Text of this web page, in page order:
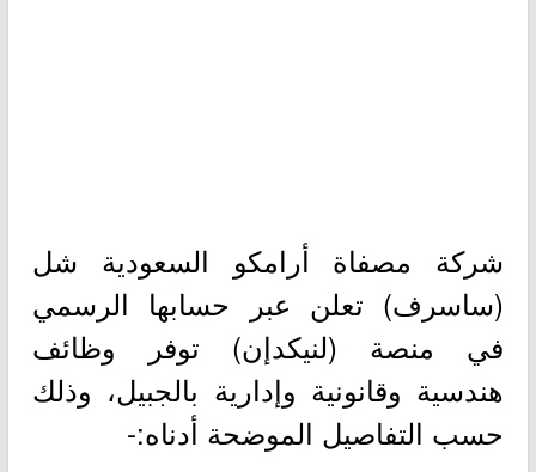
شركة مصفاة أرامكو السعودية شل
(ساسرف) تعلن عبر حسابها الرسمي
في منصة (لنيكدإن) توفر وظائف
هندسية وقانونية وإدارية بالجبيل، وذلك
حسب التفاصيل الموضحة أدناه:-